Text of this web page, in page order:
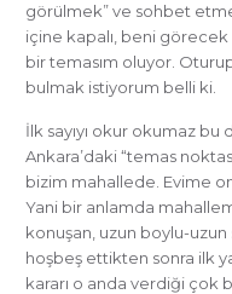
görülmek” ve sohbet
içine kapalı, beni
bir temasım oluyor.
bulmak istiyorum belli ki.
İlk sayıyı okur okumaz bu
Ankara’daki “temas
bizim mahallede. Evime
Yani bir anlamda
konuşan, uzun boylu-uzun
hoşbeş ettikten sonra ilk
kararı o anda verdiği çok